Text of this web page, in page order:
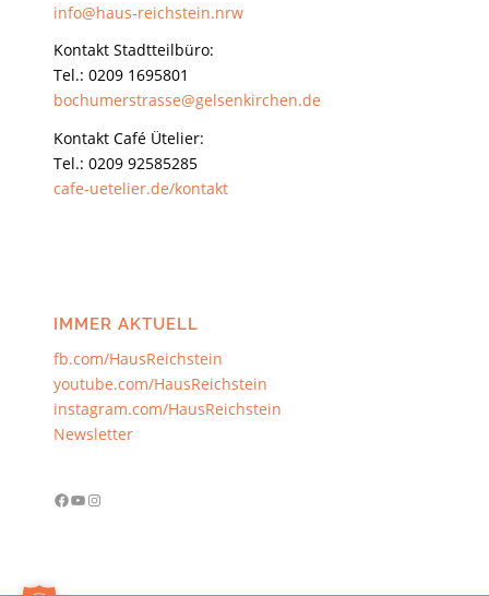
info@haus-reichstein.nrw
Kontakt Stadtteilbüro:
Tel.: 0209 1695801
bochumerstrasse@gelsenkirchen.de
Kontakt Café Ütelier:
Tel.: 0209 92585285
cafe-uetelier.de/kontakt
IMMER AKTUELL
fb.com/HausReichstein
youtube.com/HausReichstein
instagram.com/HausReichstein
Newsletter
Facebook
YouTube
Instagram